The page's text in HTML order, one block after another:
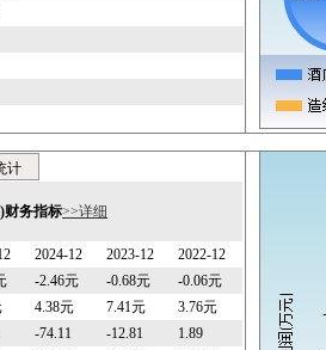
计
财务指标>>详细
2024-12 2023-12
2022-12
-2.46元 -0.68元
-0.06元
4.38元 7.41元
3.76元
-74.11 -12.81
1.89